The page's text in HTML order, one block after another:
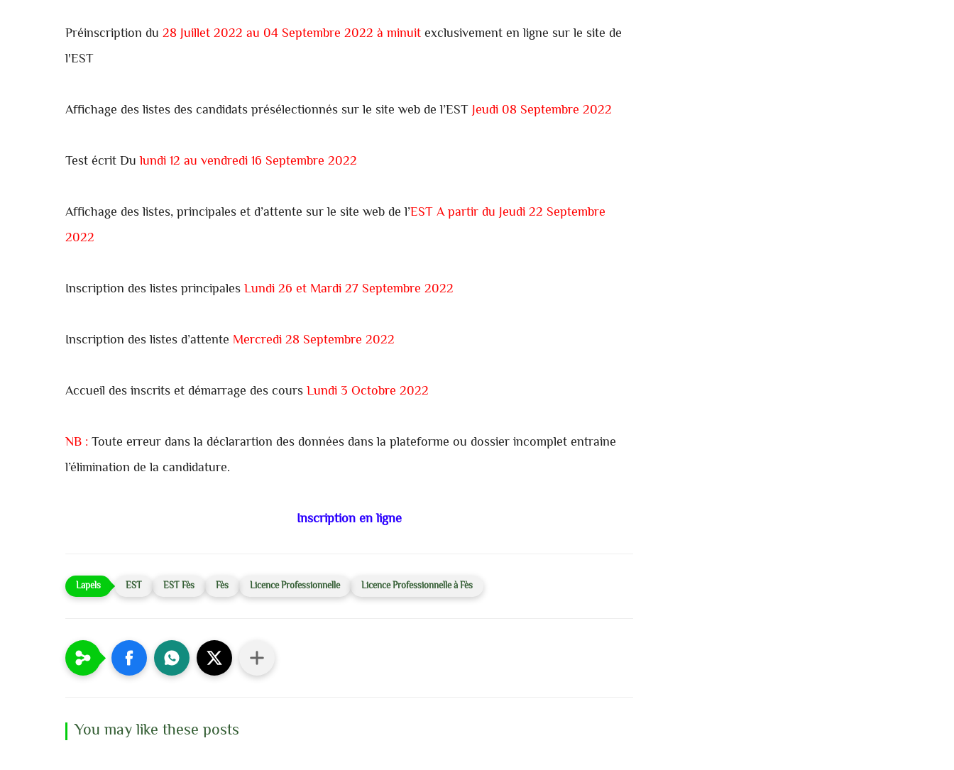
Préinscription du 28 Juillet 2022 au 04 Septembre 2022 à minuitexclusivement en ligne sur le site de
l'EST
Affichage des listes des candidats présélectionnés sur le site web de l’ESTJeudi 08 Septembre 2022
Test écrit Dulundi 12 au vendredi 16 Septembre 2022
Affichage des listes, principales et d’attente sur le site web de l’EST A partir du Jeudi 22 Septembre
2022
Inscription des listes principalesLundi 26 et Mardi 27 Septembre 2022
Inscription des listes d’attente Mercredi 28 Septembre 2022
Accueil des inscrits et démarrage des coursLundi 3 Octobre 2022
NB : Toute erreur dans la déclarartion des données dans la plateforme ou dossier incomplet entraine
l’élimination de la candidature.
Inscription en ligne
EST EST Fès Fès Licence Professionnelle Licence Professionnelle à Fès
You may like these posts